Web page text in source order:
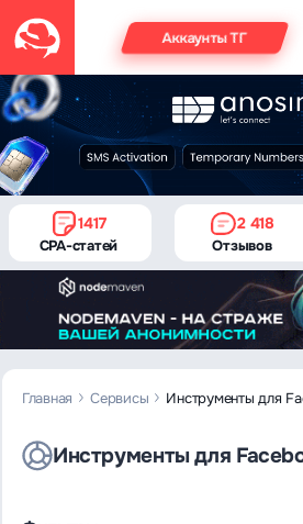
Аккаунты ТГ
1417
CPA-статей
2 418
Отзывов
Главная Сервисы Инструменты для
Инструменты для